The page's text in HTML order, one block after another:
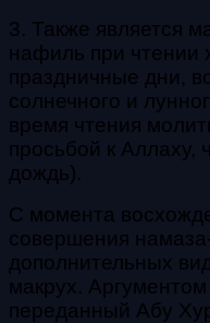
3. Также является
нафиль при чтении
праздничные дни,
солнечного и
время чтения
просьбой к Аллаху,
дождь).
С момента
совершения
дополнительных
макрух.
переданный Абу